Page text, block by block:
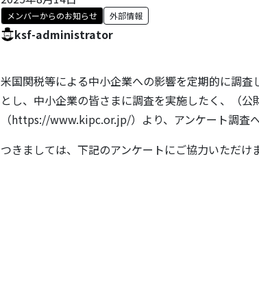
メンバーからのお知らせ 外部情報
ksf-administrator
米国関税等による中小企業への影響を定期的に調
とし、中小企業の皆さまに調査を実施したく、（公
（https://www.kipc.or.jp/）より、アンケート調査
つきましては、下記のアンケートにご協力いただけ